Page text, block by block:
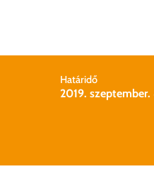
Határidő
2019.